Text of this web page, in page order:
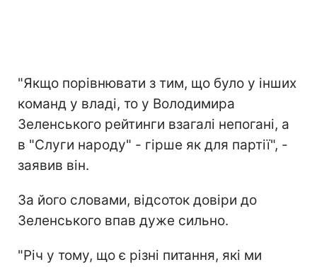
"Якщо порівнювати з тим, що було у інших
команд у владі, то у Володимира
Зеленського рейтинги взагалі непогані, а
в "Слуги народу" - гірше як для партії", -
заявив він.
За його словами, відсоток довіри до
Зеленського впав дуже сильно.
"Річ у тому, що є різні питання, які ми